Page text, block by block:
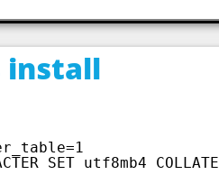
install
SET utf8mb4